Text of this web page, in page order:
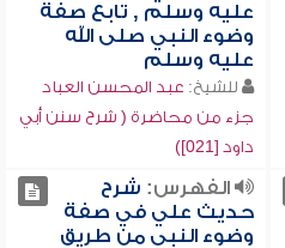
عليه وسلم , تابع صفة
وضوء النبي صلى الله
عليه وسلم
للشيخ: عبد المحسن العباد
جزء من محاضرة ( شرح سنن أبي
داود [021])
الفهرس: شرح
حديث علي في صفة
وضوء النبي من طريق